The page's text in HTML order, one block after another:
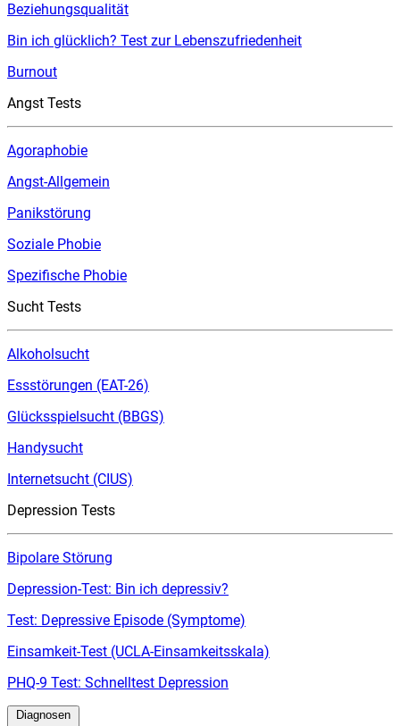
Beziehungsqualität
Bin ich glücklich? Test zur Lebenszufriedenheit
Burnout
Angst Tests
Agoraphobie
Angst-Allgemein
Panikstörung
Soziale Phobie
Spezifische Phobie
Sucht Tests
Alkoholsucht
Essstörungen (EAT-26)
Glücksspielsucht (BBGS)
Handysucht
Internetsucht (CIUS)
Depression Tests
Bipolare Störung
Depression-Test: Bin ich depressiv?
Test: Depressive Episode (Symptome)
Einsamkeit-Test (UCLA-Einsamkeitsskala)
PHQ-9 Test: Schnelltest Depression